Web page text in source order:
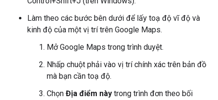
Làm theo các bước bên dưới để lấy toạ độ vĩ độ và
kinh độ của một vị trí trên Google Maps.
Mở Google Maps trong trình duyệt.
Nhấp chuột phải vào vị trí chính xác trên bản đồ
mà bạn cần toạ độ.
Chọn Địa điểm này trong trình đơn theo bối